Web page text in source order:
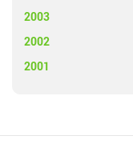
2003
2002
2001